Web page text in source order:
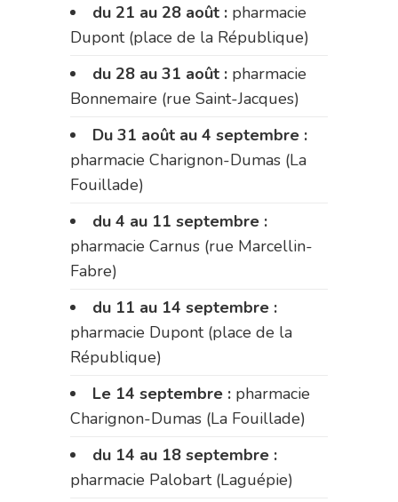
du 21 au 28 août : pharmacie
Dupont (place de la République)
du 28 au 31 août : pharmacie
Bonnemaire (rue Saint-Jacques)
Du 31 août au 4 septembre :
pharmacie Charignon-Dumas (La
Fouillade)
du 4 au 11 septembre :
pharmacie Carnus (rue Marcellin-
Fabre)
du 11 au 14 septembre :
pharmacie Dupont (place de la
République)
Le 14 septembre : pharmacie
Charignon-Dumas (La Fouillade)
du 14 au 18 septembre :
pharmacie Palobart (Laguépie)